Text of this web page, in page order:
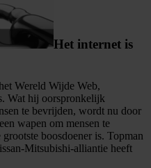
Het internet is
Wereld Wijde Web,
Wat hij oorspronkelijk
te bevrijden, wordt nu door
wapen om mensen te
boosdoener is. Topman
Mitsubishi-alliantie heeft